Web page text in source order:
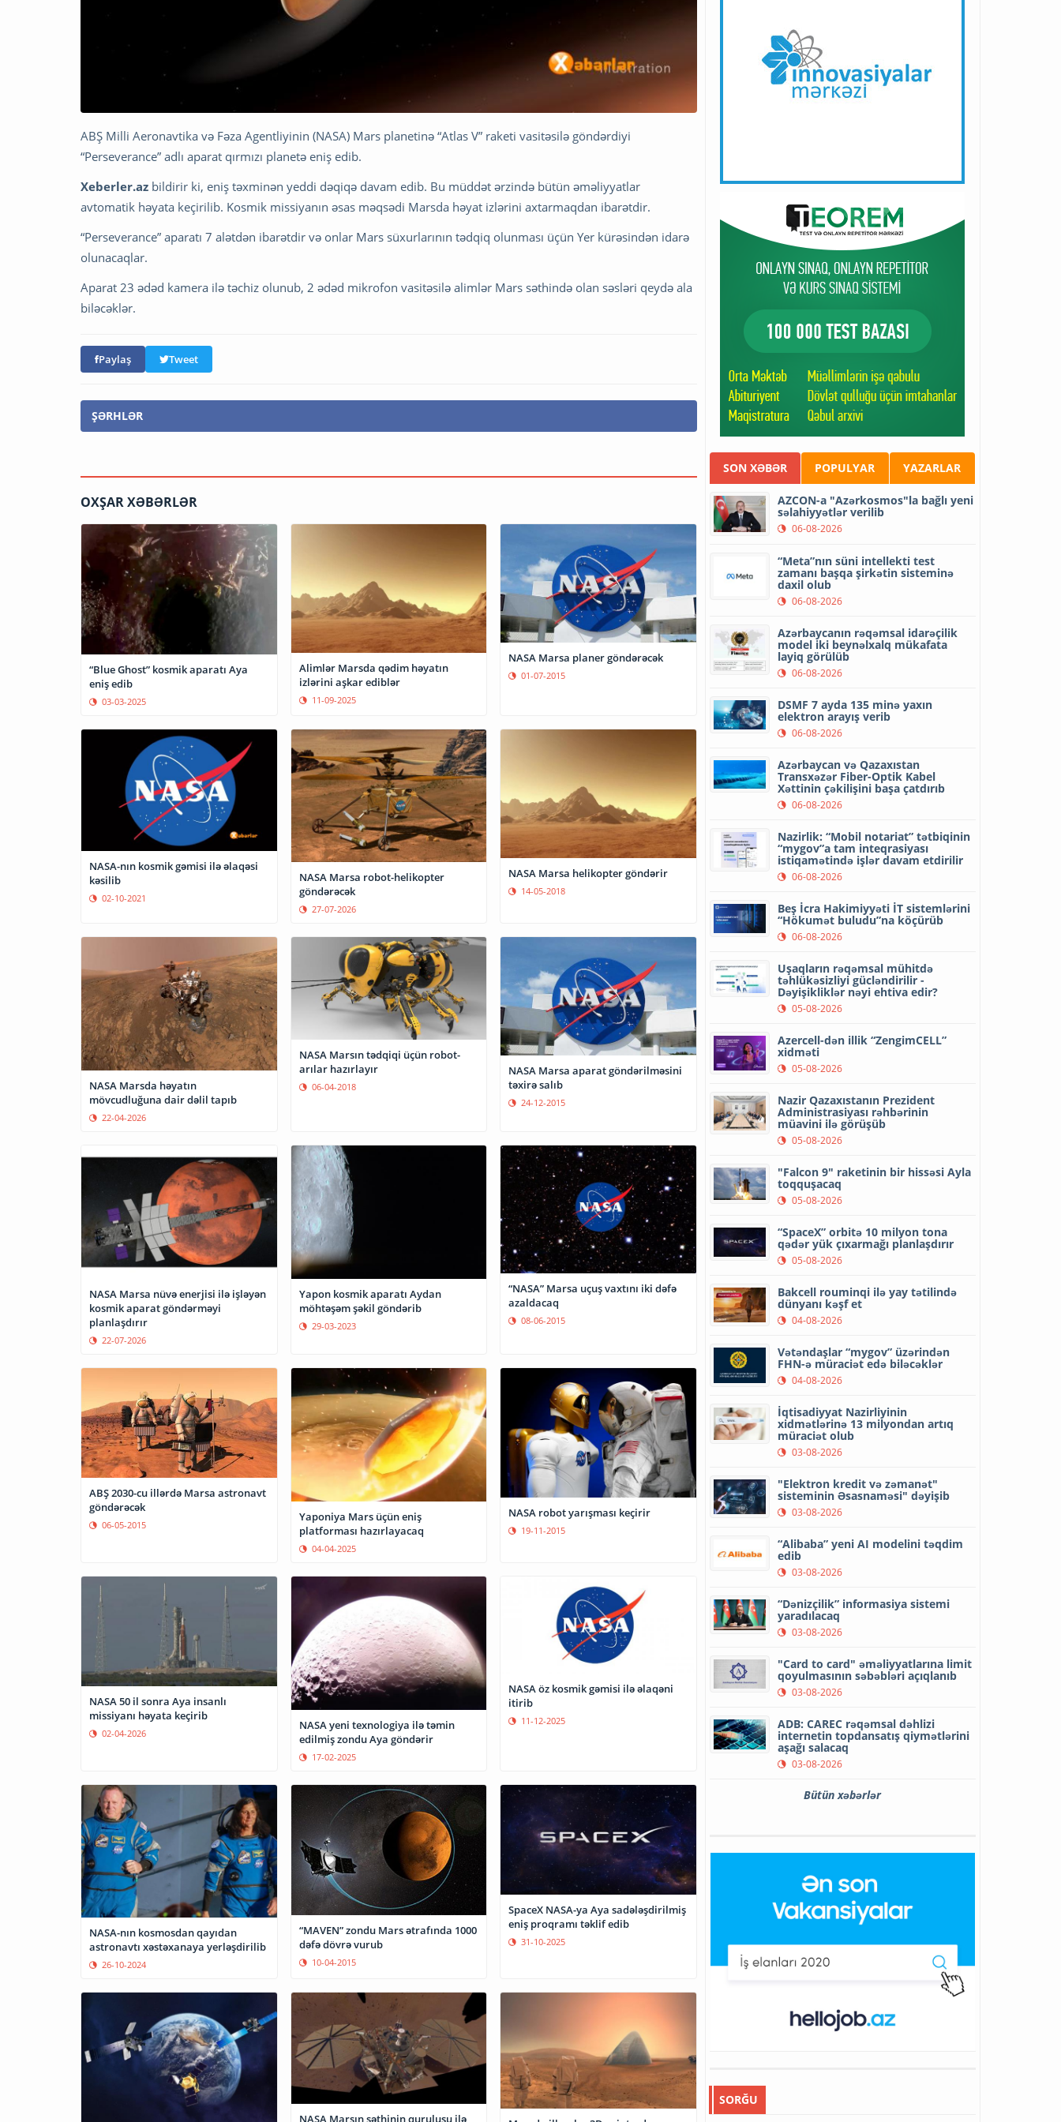
ABŞ Milli Aeronavtika və Fəza Agentliyinin (NASA) Mars planetinə “Atlas V” raketi vasitəsilə göndərdiyi
“Perseverance” adlı aparat qırmızı planetə eniş edib.
Xeberler.az bildirir ki, eniş təxminən yeddi dəqiqə davam edib. Bu müddət ərzində bütün əməliyyatlar
avtomatik həyata keçirilib. Kosmik missiyanın əsas məqsədi Marsda həyat izlərini axtarmaqdan ibarətdir.
“Perseverance” aparatı 7 alətdən ibarətdir və onlar Mars süxurlarının tədqiq olunması üçün Yer kürəsindən idarə
olunacaqlar.
Aparat 23 ədəd kamera ilə təchiz olunub, 2 ədəd mikrofon vasitəsilə alimlər Mars səthində olan səsləri qeydə ala
biləcəklər.
Paylaş Tweet
ŞƏRHLƏR
OXŞAR XƏBƏRLƏR
“Blue Ghost” kosmik aparatı Aya
eniş edib
03-03-2025
Alimlər Marsda qədim həyatın
izlərini aşkar ediblər
11-09-2025
NASА Marsa planer göndərəcək
01-07-2015
NASA-nın kosmik gəmisi ilə əlaqəsi
kəsilib
02-10-2021
NASA Marsa robot-helikopter
göndərəcək
27-07-2026
NASA Marsa helikopter göndərir
14-05-2018
NASA Marsda həyatın
mövcudluğuna dair dəlil tapıb
22-04-2026
NASA Marsın tədqiqi üçün robot-
arılar hazırlayır
06-04-2018
NASA Marsa aparat göndərilməsini
təxirə salıb
24-12-2015
NASA Marsa nüvə enerjisi ilə işləyən
kosmik aparat göndərməyi
planlaşdırır
22-07-2026
Yapon kosmik aparatı Aydan
möhtəşəm şəkil göndərib
29-03-2023
“NASA” Marsa uçuş vaxtını iki dəfə
azaldacaq
08-06-2015
ABŞ 2030-cu illərdə Marsa astronavt
göndərəcək
06-05-2015
Yaponiya Mars üçün eniş
platforması hazırlayacaq
04-04-2025
NASA robot yarışması keçirir
19-11-2015
NASA 50 il sonra Aya insanlı
missiyanı həyata keçirib
02-04-2026
NASA yeni texnologiya ilə təmin
edilmiş zondu Aya göndərir
17-02-2025
NASA öz kosmik gəmisi ilə əlaqəni
itirib
11-12-2025
NASA-nın kosmosdan qayıdan
astronavtı xəstəxanaya yerləşdirilib
26-10-2024
“MAVEN” zondu Mars ətrafında 1000
dəfə dövrə vurub
10-04-2015
SpaceX NASA-ya Aya sadələşdirilmiş
eniş proqramı təklif edib
31-10-2025
NASA Marsın səthinin quruluşu ilə
SON XƏBƏR POPULYAR YAZARLAR
AZCON-a "Azərkosmos"la bağlı yeni
səlahiyyətlər verilib
06-08-2026
“Meta”nın süni intellekti test
zamanı başqa şirkətin sisteminə
daxil olub
06-08-2026
Azərbaycanın rəqəmsal idarəçilik
model iki beynəlxalq mükafata
layiq görülüb
06-08-2026
DSMF 7 ayda 135 minə yaxın
elektron arayış verib
06-08-2026
Azərbaycan və Qazaxıstan
Transxəzər Fiber-Optik Kabel
Xəttinin çəkilişini başa çatdırıb
06-08-2026
Nazirlik: “Mobil notariat” tətbiqinin
“mygov”a tam inteqrasiyası
istiqamətində işlər davam etdirilir
06-08-2026
Beş İcra Hakimiyyəti İT sistemlərini
“Hökumət buludu”na köçürüb
06-08-2026
Uşaqların rəqəmsal mühitdə
təhlükəsizliyi gücləndirilir -
Dəyişikliklər nəyi ehtiva edir?
05-08-2026
Azercell-dən illik “ZengimCELL”
xidməti
05-08-2026
Nazir Qazaxıstanın Prezident
Administrasiyası rəhbərinin
müavini ilə görüşüb
05-08-2026
"Falcon 9" raketinin bir hissəsi Ayla
toqquşacaq
05-08-2026
“SpaceX” orbitə 10 milyon tona
qədər yük çıxarmağı planlaşdırır
05-08-2026
Bakcell rouminqi ilə yay tətilində
dünyanı kəşf et
04-08-2026
Vətəndaşlar “mygov” üzərindən
FHN-ə müraciət edə biləcəklər
04-08-2026
İqtisadiyyat Nazirliyinin
xidmətlərinə 13 milyondan artıq
müraciət olub
03-08-2026
"Elektron kredit və zəmanət"
sisteminin Əsasnaməsi" dəyişib
03-08-2026
“Alibaba” yeni AI modelini təqdim
edib
03-08-2026
“Dənizçilik” informasiya sistemi
yaradılacaq
03-08-2026
"Card to card" əməliyyatlarına limit
qoyulmasının səbəbləri açıqlanıb
03-08-2026
ADB: CAREC rəqəmsal dəhlizi
internetin topdansatış qiymətlərini
aşağı salacaq
03-08-2026
Bütün xəbərlər
SORĞU